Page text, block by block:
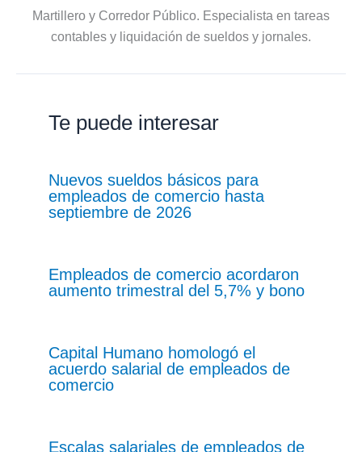
Martillero y Corredor Público. Especialista en tareas
contables y liquidación de sueldos y jornales.
Te puede interesar
Nuevos sueldos básicos para
empleados de comercio hasta
septiembre de 2026
Empleados de comercio acordaron
aumento trimestral del 5,7% y bono
Capital Humano homologó el
acuerdo salarial de empleados de
comercio
Escalas salariales de empleados de